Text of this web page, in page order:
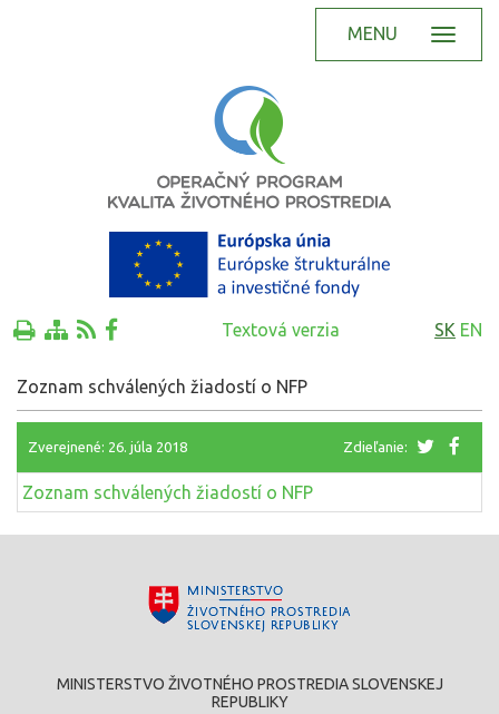
MENU
Textová verzia SK EN
Zoznam schválených žiadostí o NFP
Zverejnené: 26. júla 2018 Zdieľanie:
Zoznam schválených žiadostí o NFP
MINISTERSTVO ŽIVOTNÉHO PROSTREDIA SLOVENSKEJ
REPUBLIKY